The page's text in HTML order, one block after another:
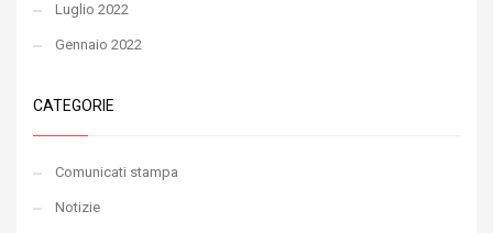
Luglio 2022
Gennaio 2022
CATEGORIE
Comunicati stampa
Notizie